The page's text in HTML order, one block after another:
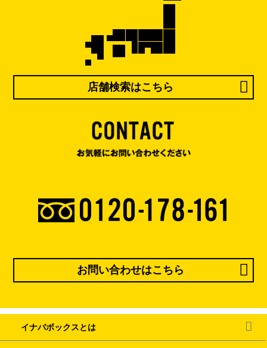
店舗検索はこちら
お問い合わせはこちら
イナバボックスとは